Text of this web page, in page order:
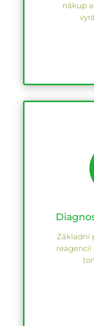
nákup
Základní
reagencií